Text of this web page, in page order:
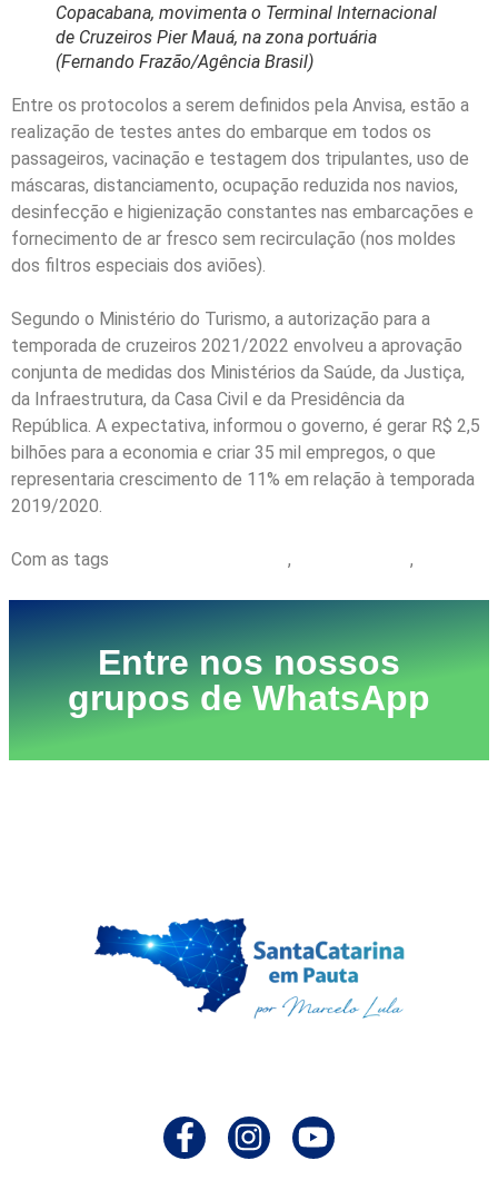
Copacabana, movimenta o Terminal Internacional
de Cruzeiros Pier Mauá, na zona portuária
(Fernando Frazão/Agência Brasil)
Entre os protocolos a serem definidos pela Anvisa, estão a
realização de testes antes do embarque em todos os
passageiros, vacinação e testagem dos tripulantes, uso de
máscaras, distanciamento, ocupação reduzida nos navios,
desinfecção e higienização constantes nas embarcações e
fornecimento de ar fresco sem recirculação (nos moldes
dos filtros especiais dos aviões).
Segundo o Ministério do Turismo, a autorização para a
temporada de cruzeiros 2021/2022 envolveu a aprovação
conjunta de medidas dos Ministérios da Saúde, da Justiça,
da Infraestrutura, da Casa Civil e da Presidência da
República. A expectativa, informou o governo, é gerar R$ 2,5
bilhões para a economia e criar 35 mil empregos, o que
representaria crescimento de 11% em relação à temporada
2019/2020.
Com as tags ,
,
Entre nos nossos
grupos de WhatsApp